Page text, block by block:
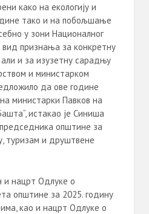
како на екологију и
тако и на побољшање
у зони Националног
признања за конкретну
и за изузетну сарадњу
и министарком
да ове године
министарки Павков на
истакао је Синиша
општине за
туризам и друштвене
и нацрт Одлуке о
општине за 2025. годину
као и нацрт Одлуке о